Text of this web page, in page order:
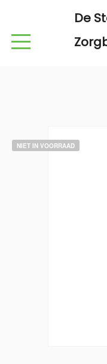
De
NIET IN VOORRAAD